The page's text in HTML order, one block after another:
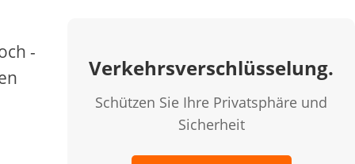
-
Verkehrsverschlüsselung.
Schützen Sie Ihre Privatsphäre und
Sicherheit